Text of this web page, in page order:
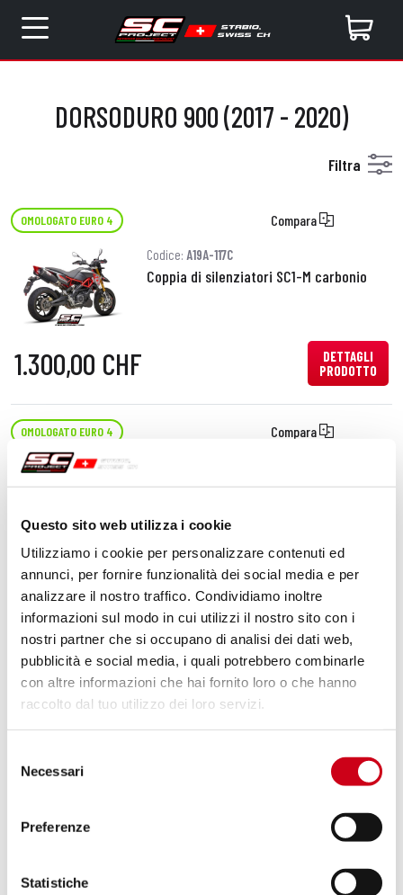
Questo sito web utilizza i cookie
Utilizziamo i cookie per personalizzare contenuti ed
annunci, per fornire funzionalità dei social media e per
analizzare il nostro traffico. Condividiamo inoltre
informazioni sul modo in cui utilizzi il nostro sito con i
nostri partner che si occupano di analisi dei dati web,
pubblicità e social media, i quali potrebbero combinarle
con altre informazioni che hai fornito loro o che hanno
raccolto dal tuo utilizzo dei loro servizi.
delNecessari
Preferenze
Statistiche
DORSODURO 900 (2017 - 2020)
Filtra
OMOLOGATO EURO 4 Compara
Codice: A19A-117C
Coppia di silenziatori SC1-M carbonio
1.300,00 CHF
DETTAGLI
PRODOTTO
OMOLOGATO EURO 4 Compara
Coppia di silenziatori SC1-M titanio
1.300,00 CHF
PRODOTTO